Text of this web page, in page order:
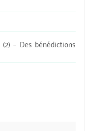
– Des bénédictions